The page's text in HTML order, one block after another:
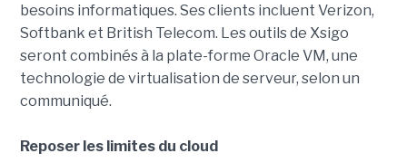
besoins informatiques. Ses clients incluent Verizon,
Softbank et British Telecom. Les outils de Xsigo
seront combinés à la plate-forme Oracle VM, une
technologie de virtualisation de serveur, selon un
communiqué.
Reposer les limites du cloud